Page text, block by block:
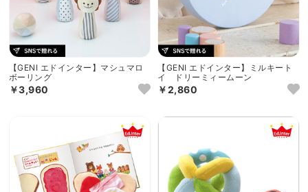
【GENI エドインター】マシュマロ
ボーリング
￥3,960
【GENI エドインター】ミルキート
イ ドリーミィームーン
￥2,860